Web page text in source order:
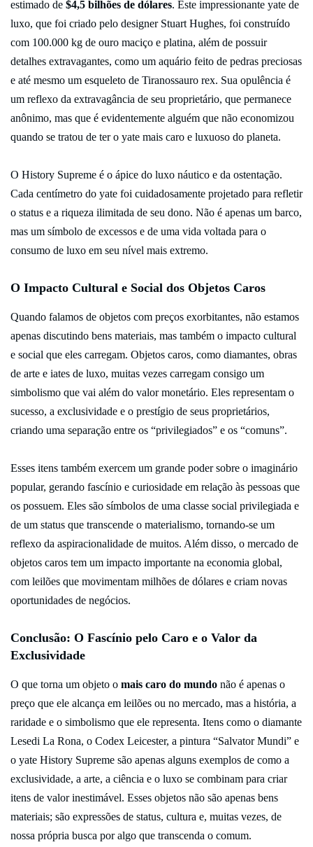
estimado de $4,5 bilhões de dólares. Este impressionante yate de
luxo, que foi criado pelo designer Stuart Hughes, foi construído
com 100.000 kg de ouro maciço e platina, além de possuir
detalhes extravagantes, como um aquário feito de pedras preciosas
e até mesmo um esqueleto de Tiranossauro rex. Sua opulência é
um reflexo da extravagância de seu proprietário, que permanece
anônimo, mas que é evidentemente alguém que não economizou
quando se tratou de ter o yate mais caro e luxuoso do planeta.
O History Supreme é o ápice do luxo náutico e da ostentação.
Cada centímetro do yate foi cuidadosamente projetado para refletir
o status e a riqueza ilimitada de seu dono. Não é apenas um barco,
mas um símbolo de excessos e de uma vida voltada para o
consumo de luxo em seu nível mais extremo.
O Impacto Cultural e Social dos Objetos Caros
Quando falamos de objetos com preços exorbitantes, não estamos
apenas discutindo bens materiais, mas também o impacto cultural
e social que eles carregam. Objetos caros, como diamantes, obras
de arte e iates de luxo, muitas vezes carregam consigo um
simbolismo que vai além do valor monetário. Eles representam o
sucesso, a exclusividade e o prestígio de seus proprietários,
criando uma separação entre os “privilegiados” e os “comuns”.
Esses itens também exercem um grande poder sobre o imaginário
popular, gerando fascínio e curiosidade em relação às pessoas que
os possuem. Eles são símbolos de uma classe social privilegiada e
de um status que transcende o materialismo, tornando-se um
reflexo da aspiracionalidade de muitos. Além disso, o mercado de
objetos caros tem um impacto importante na economia global,
com leilões que movimentam milhões de dólares e criam novas
oportunidades de negócios.
Conclusão: O Fascínio pelo Caro e o Valor da
Exclusividade
O que torna um objeto o mais caro do mundo não é apenas o
preço que ele alcança em leilões ou no mercado, mas a história, a
raridade e o simbolismo que ele representa. Itens como o diamante
Lesedi La Rona, o Codex Leicester, a pintura “Salvator Mundi” e
o yate History Supreme são apenas alguns exemplos de como a
exclusividade, a arte, a ciência e o luxo se combinam para criar
itens de valor inestimável. Esses objetos não são apenas bens
materiais; são expressões de status, cultura e, muitas vezes, de
nossa própria busca por algo que transcenda o comum.